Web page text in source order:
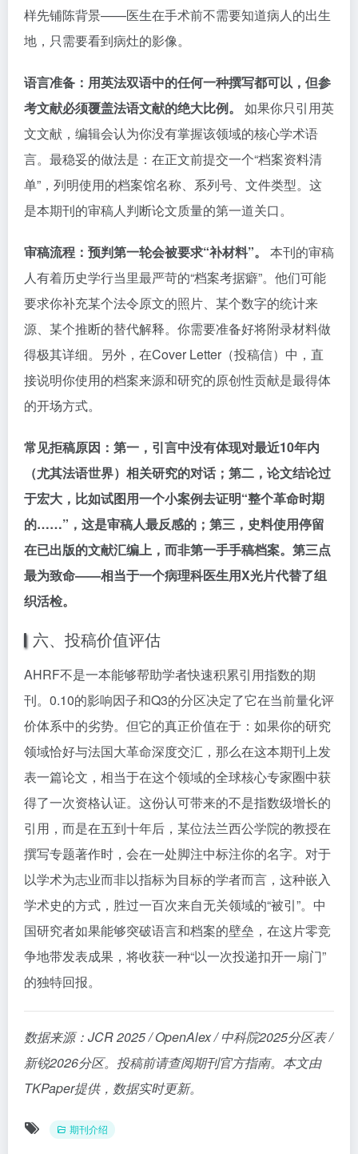
样先铺陈背景——医生在手术前不需要知道病人的出生
地，只需要看到病灶的影像。
语言准备：用英法双语中的任何一种撰写都可以，但参
考文献必须覆盖法语文献的绝大比例。
如果你只引用英
文文献，编辑会认为你没有掌握该领域的核心学术语
言。最稳妥的做法是：在正文前提交一个“档案资料清
单”，列明使用的档案馆名称、系列号、文件类型。这
是本期刊的审稿人判断论文质量的第一道关口。
审稿流程：预判第一轮会被要求“补材料”。
本刊的审稿
人有着历史学行当里最严苛的“档案考据癖”。他们可能
要求你补充某个法令原文的照片、某个数字的统计来
源、某个推断的替代解释。你需要准备好将附录材料做
得极其详细。另外，在Cover Letter（投稿信）中，直
接说明你使用的档案来源和研究的原创性贡献是最得体
的开场方式。
常见拒稿原因：第一，引言中没有体现对最近10年内
（尤其法语世界）相关研究的对话；第二，论文结论过
于宏大，比如试图用一个小案例去证明“整个革命时期
的……”，这是审稿人最反感的；第三，史料使用停留
在已出版的文献汇编上，而非第一手手稿档案。第三点
最为致命——相当于一个病理科医生用X光片代替了组
织活检。
六、投稿价值评估
AHRF不是一本能够帮助学者快速积累引用指数的期
刊。0.10的影响因子和Q3的分区决定了它在当前量化评
价体系中的劣势。但它的真正价值在于：如果你的研究
领域恰好与法国大革命深度交汇，那么在这本期刊上发
表一篇论文，相当于在这个领域的全球核心专家圈中获
得了一次资格认证。这份认可带来的不是指数级增长的
引用，而是在五到十年后，某位法兰西公学院的教授在
撰写专题著作时，会在一处脚注中标注你的名字。对于
以学术为志业而非以指标为目标的学者而言，这种嵌入
学术史的方式，胜过一百次来自无关领域的“被引”。中
国研究者如果能够突破语言和档案的壁垒，在这片零竞
争地带发表成果，将收获一种“以一次投递扣开一扇门”
的独特回报。
数据来源：JCR 2025 / OpenAlex / 中科院2025分区表 /
新锐2026分区。投稿前请查阅期刊官方指南。本文由
TKPaper提供，数据实时更新。
期刊介绍